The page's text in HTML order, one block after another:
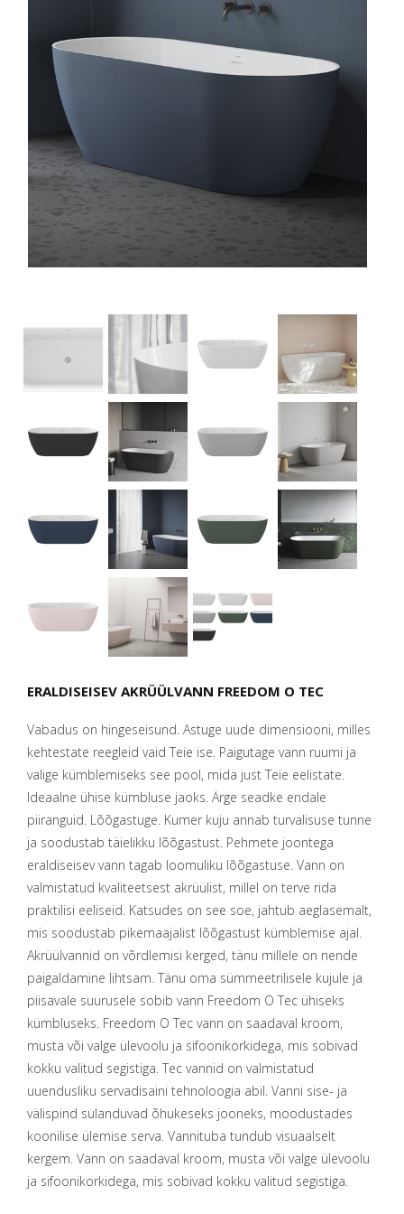
ERALDISEISEV AKRÜÜLVANN FREEDOM O TEC
Vabadus on hingeseisund. Astuge uude dimensiooni, milles
kehtestate reegleid vaid Teie ise. Paigutage vann ruumi ja
valige kümblemiseks see pool, mida just Teie eelistate.
Ideaalne ühise kümbluse jaoks. Ärge seadke endale
piiranguid. Lõõgastuge. Kumer kuju annab turvalisuse tunne
ja soodustab täielikku lõõgastust. Pehmete joontega
eraldiseisev vann tagab loomuliku lõõgastuse. Vann on
valmistatud kvaliteetsest akrüülist, millel on terve rida
praktilisi eeliseid. Katsudes on see soe, jahtub aeglasemalt,
mis soodustab pikemaajalist lõõgastust kümblemise ajal.
Akrüülvannid on võrdlemisi kerged, tänu millele on nende
paigaldamine lihtsam. Tänu oma sümmeetrilisele kujule ja
piisavale suurusele sobib vann Freedom O Tec ühiseks
kümbluseks. Freedom O Tec vann on saadaval kroom,
musta või valge ülevoolu ja sifoonikorkidega, mis sobivad
kokku valitud segistiga. Tec vannid on valmistatud
uuendusliku servadisaini tehnoloogia abil. Vanni sise- ja
välispind sulanduvad õhukeseks jooneks, moodustades
koonilise ülemise serva. Vannituba tundub visuaalselt
kergem. Vann on saadaval kroom, musta või valge ülevoolu
ja sifoonikorkidega, mis sobivad kokku valitud segistiga.